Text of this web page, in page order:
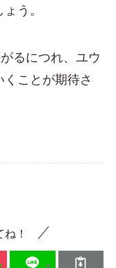
う。
るにつれ、ユウ
ことが期待さ
！